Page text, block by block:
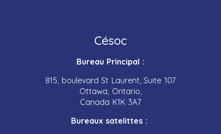
Césoc
Bureau Principal :
815, boulevard St Laurent, Suite 107
Ottawa, Ontario,
Canada K1K 3A7
Bureaux satelittes :